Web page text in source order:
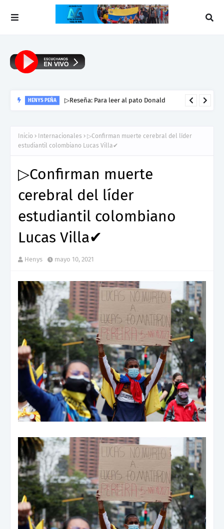
HENYS PEÑA ▷Reseña: Para leer al pato Donald
Inicio Internacionales
▷Confirman muerte cerebral del líder
estudiantil colombiano Lucas Villa✔
▷Confirman muerte
cerebral del líder
estudiantil colombiano
Lucas Villa✔
Henys mayo 10, 2021